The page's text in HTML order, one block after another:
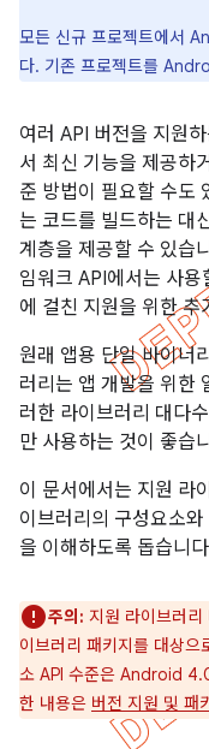
모든 신규 프로젝트에서
다. 기존 프로젝트를
여러 API 버전을 지원
서 최신 기능을 제공하
준 방법이 필요할 수도
는 코드를 빌드하는 대
계층을 제공할 수 있습
임워크 API에서는 사용
에 걸친 지원을 위한
원래 앱용 단일 바이너
러리는 앱 개발을 위한
러한 라이브러리 대다
만 사용하는 것이 좋습
이 문서에서는 지원 라
이브러리의 구성요소
을 이해하도록 돕습니
주의: 지원 라이브러
이브러리 패키지를 대상으
소 API 수준은 Android
한 내용은 버전 지원 및 패